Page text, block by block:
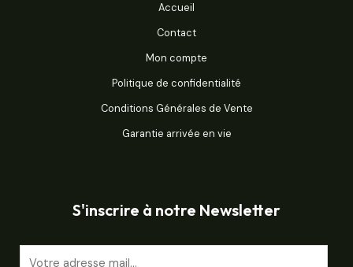
Accueil
Contact
Mon compte
Politique de confidentialité
Conditions Générales de Vente
Garantie arrivée en vie
S'inscrire à notre Newsletter